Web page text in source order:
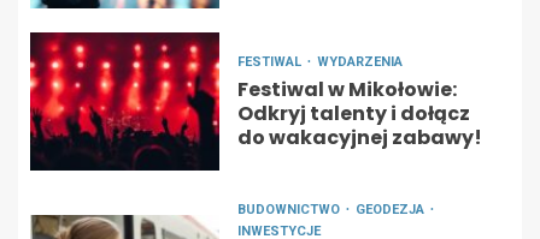
FESTIWAL WYDARZENIA
Festiwal w Mikołowie:
Odkryj talenty i dołącz
do wakacyjnej zabawy!
BUDOWNICTWO
GEODEZJA
INWESTYCJE